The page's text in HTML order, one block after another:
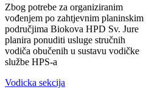
Zbog potrebe za organiziranim
vođenjem po zahtjevnim planinskim
područjima Biokova HPD Sv. Jure
planira ponuditi usluge stručnih
vodiča obučenih u sustavu vodičke
službe HPS-a
Vodicka sekcija